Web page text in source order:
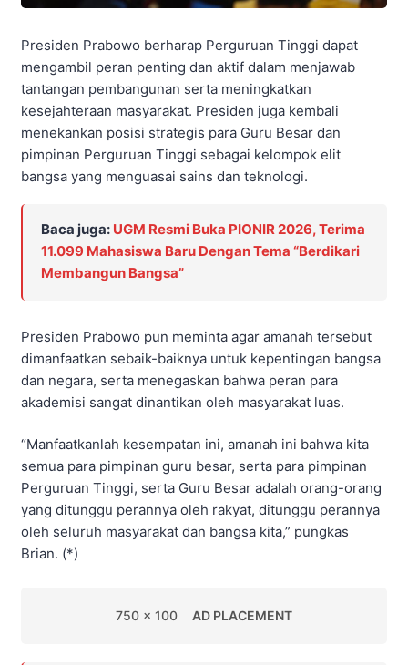
Presiden Prabowo berharap Perguruan Tinggi dapat
mengambil peran penting dan aktif dalam menjawab
tantangan pembangunan serta meningkatkan
kesejahteraan masyarakat. Presiden juga kembali
menekankan posisi strategis para Guru Besar dan
pimpinan Perguruan Tinggi sebagai kelompok elit
bangsa yang menguasai sains dan teknologi.
Baca juga: UGM Resmi Buka PIONIR 2026, Terima
11.099 Mahasiswa Baru Dengan Tema “Berdikari
Membangun Bangsa”
Presiden Prabowo pun meminta agar amanah tersebut
dimanfaatkan sebaik-baiknya untuk kepentingan bangsa
dan negara, serta menegaskan bahwa peran para
akademisi sangat dinantikan oleh masyarakat luas.
“Manfaatkanlah kesempatan ini, amanah ini bahwa kita
semua para pimpinan guru besar, serta para pimpinan
Perguruan Tinggi, serta Guru Besar adalah orang-orang
yang ditunggu perannya oleh rakyat, ditunggu perannya
oleh seluruh masyarakat dan bangsa kita,” pungkas
Brian. (*)
750 x 100 AD PLACEMENT